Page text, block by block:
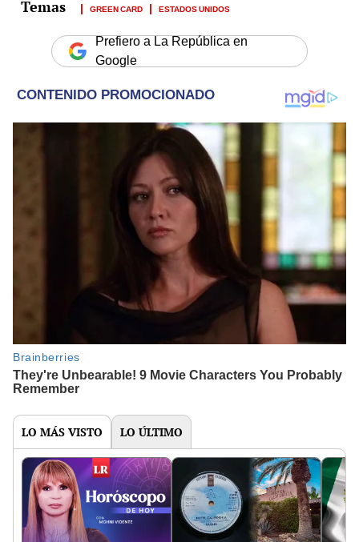
GREEN CARD ESTADOS UNIDOS
Prefiero a La República en
Google
LO MÁS VISTO LO ÚLTIMO